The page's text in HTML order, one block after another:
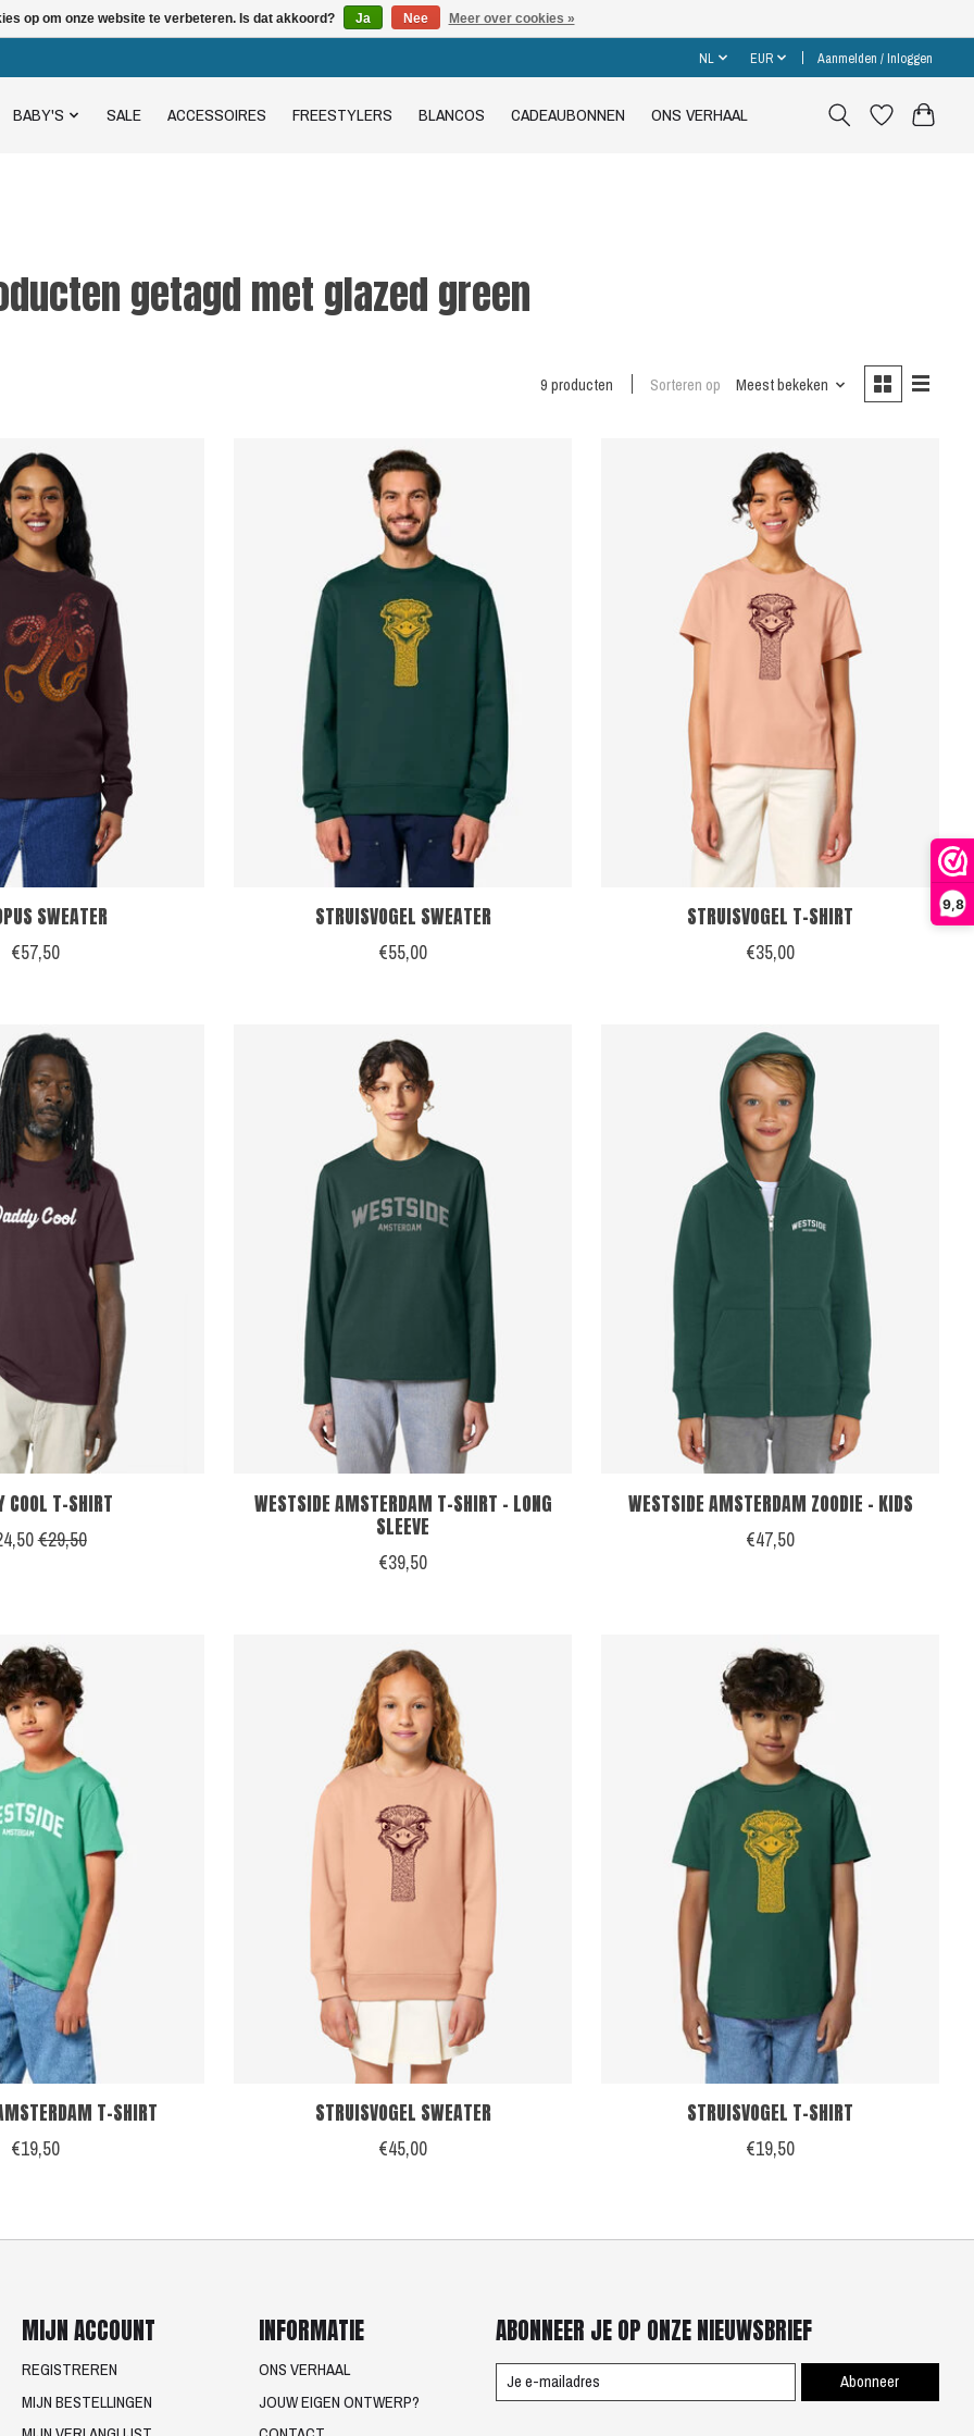
9,8
NL EUR Aanmelden / Inloggen
BABY'S SALE ACCESSOIRES FREESTYLERS BLANCOS CADEAUBONNEN ONS VERHAAL
getagd met glazed green
9 producten Sorteren op Meest bekeken
SWEATER
€57,50
STRUISVOGEL SWEATER
€55,00
STRUISVOGEL T-SHIRT
€35,00
COOL T-SHIRT
€29,50
WESTSIDE AMSTERDAM T-SHIRT - LONG
SLEEVE
€39,50
WESTSIDE AMSTERDAM ZOODIE - KIDS
€47,50
T-SHIRT
€19,50
STRUISVOGEL SWEATER
€45,00
STRUISVOGEL T-SHIRT
€19,50
MIJN ACCOUNT
REGISTREREN
MIJN BESTELLINGEN
INFORMATIE
ONS VERHAAL
JOUW EIGEN ONTWERP?
ABONNEER JE OP ONZE NIEUWSBRIEF
Abonneer
op om onze website te verbeteren. Is dat akkoord? Ja Nee Meer over cookies »